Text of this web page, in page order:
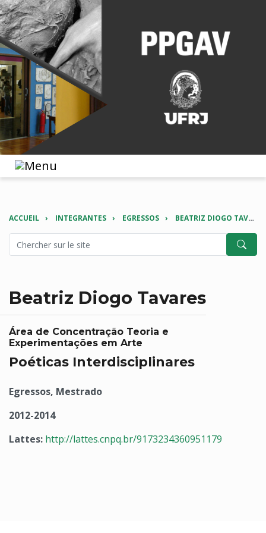
ACCUEIL INTEGRANTES EGRESSOS BEATRIZ DIOGO TAVARES
Beatriz Diogo Tavares
Área de Concentração Teoria e
Experimentações em Arte
Poéticas Interdisciplinares
Egressos, Mestrado
2012-2014
Lattes: http://lattes.cnpq.br/9173234360951179